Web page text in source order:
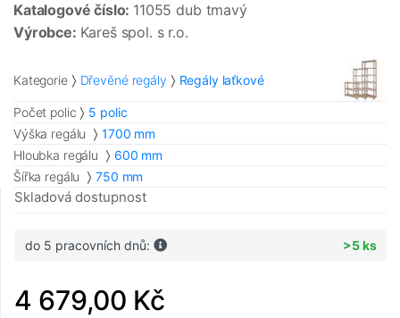
Katalogové číslo: 11055 dub tmavý
Výrobce: Kareš spol. s r.o.
Kategorie Dřevěné regály Regály laťkové
Počet polic
5 polic
Výška regálu
1700 mm
Hloubka regálu
600 mm
Šířka regálu
750 mm
Skladová dostupnost
do 5 pracovních dnů: >5 ks
4 679,00 Kč